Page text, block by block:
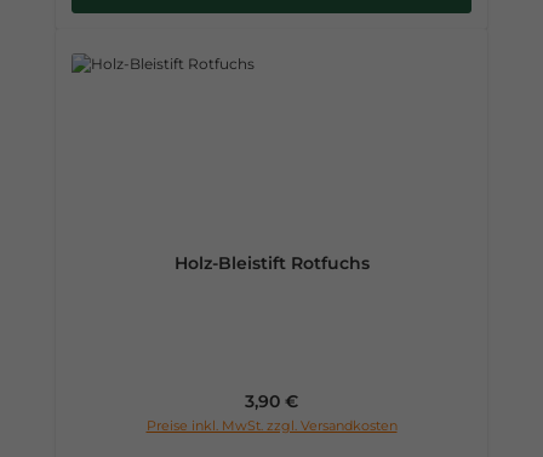
Holz-Bleistift Rotfuchs
Regulärer Preis:
3,90 €
Preise inkl. MwSt. zzgl. Versandkosten